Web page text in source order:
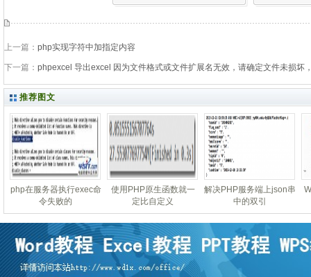
上一篇： php实现字符中加指定内容
下一篇： phpexcel 导出excel 因为文件格式或文件扩展名无效，请确定文件未损坏
推荐图文
php在服务器执行exec命
令失败的
使用PHP原生函数就一
定比自定义
解决PHP服务端上json串
中的双引